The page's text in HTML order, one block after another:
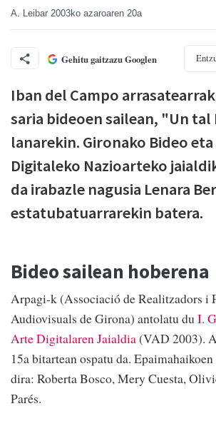
A. Leibar 2003ko azaroaren 20a
Gehitu gaitzazu Googlen
Iban del Campo
saria bideoen sailean, "Un tal
lanarekin. Gironako Bideo
Digitaleko Nazioarteko
da irabazle nagusia Lenara
estatubatuarrarekin batera.
Bideo sailean hoberena
Arpagi-k (Associació de Realitzadors i
Audiovisuals de Girona) antolatu duI.
Arte Digitalaren Jaialdia(VAD 2003).
15a bitartean ospatu da.
dira: Roberta Bosco, Mery Cuesta,
Parés.